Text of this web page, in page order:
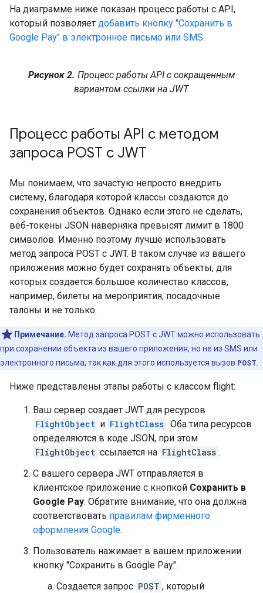
На диаграмме ниже показан процесс работы с API,
который позволяет добавить кнопку "Сохранить в
Google Pay" в электронное письмо или SMS.
Рисунок 2. Процесс работы API с сокращенным
вариантом ссылки на JWT.
Процесс работы API с методом
запроса POST с JWT
Мы понимаем, что зачастую непросто внедрить
систему, благодаря которой классы создаются до
сохранения объектов. Однако если этого не сделать,
веб-токены JSON наверняка превысят лимит в 1800
символов. Именно поэтому лучше использовать
метод запроса POST с JWT. В таком случае из вашего
приложения можно будет сохранять объекты, для
которых создается большое количество классов,
например, билеты на мероприятия, посадочные
талоны и не только.
Примечание. Метод запроса POST с JWT можно использовать
при сохранении объекта из вашего приложения, но не из SMS или
электронного письма, так как для этого используется вызов POST
Ниже представлены этапы работы с классом flight:
Ваш сервер создает JWT для ресурсов
FlightObject и FlightClass . Оба типа ресурсов
определяются в коде JSON, при этом
FlightObject ссылается на FlightClass .
С вашего сервера JWT отправляется в
клиентское приложение с кнопкой Сохранить в
Google Pay. Обратите внимание, что она должна
соответствовать правилам фирменного
оформления Google.
Пользователь нажимает в вашем приложении
кнопку "Сохранить в Google Pay".
Создается запрос POST , который